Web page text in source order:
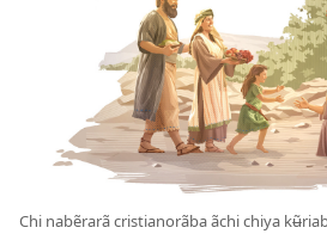
Chi nabẽrarã cristianorãba ãchi chiya